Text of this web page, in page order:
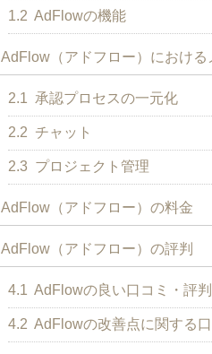
1.2 AdFlowの機能
AdFlow（アドフロー）における
2.1 承認プロセスの一元化
2.2 チャット
2.3 プロジェクト管理
AdFlow（アドフロー）の料金
AdFlow（アドフロー）の評判
4.1 AdFlowの良い口コミ・評判
4.2 AdFlowの改善点に関する